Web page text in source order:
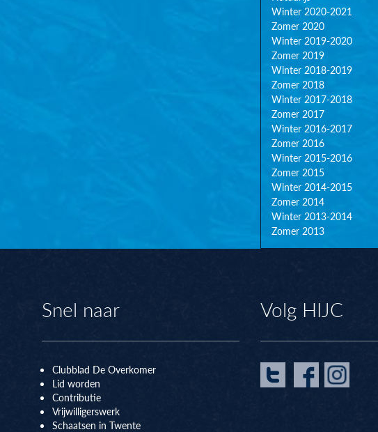
Winter 2020-2021
Zomer 2020
Winter 2019-2020
Zomer 2019
Winter 2018-2019
Zomer 2018
Winter 2017-2018
Zomer 2017
Winter 2016-2017
Zomer 2016
Winter 2015-2016
Zomer 2015
Winter 2014-2015
Zomer 2014
Winter 2013-2014
Zomer 2013
Snel naar
Clubblad De Overkomer
Lid worden
Contributie
Vrijwilligerswerk
Schaatsen in Twente
Volg HIJC